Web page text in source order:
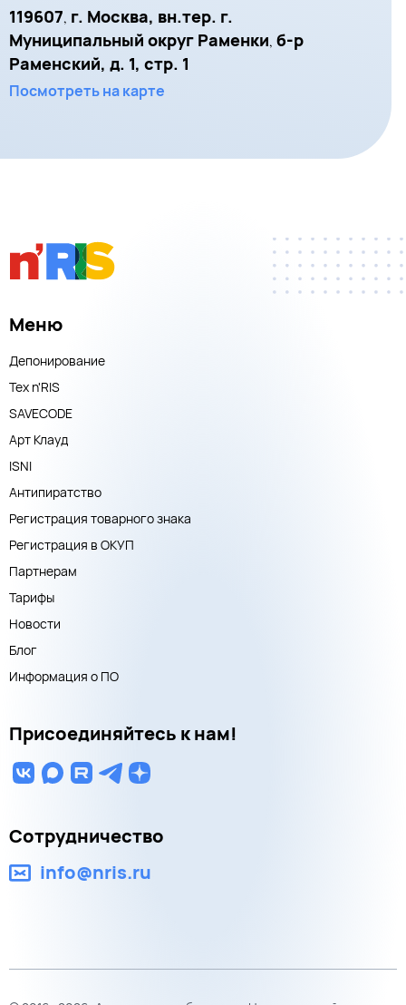
119607, г. Москва, вн.тер. г.
Муниципальный округ Раменки, б-р
Раменский, д. 1, стр. 1
Посмотреть на карте
Меню
Депонирование
Тех n'RIS
SAVECODE
Арт Клауд
ISNI
Антипиратство
Регистрация товарного знака
Регистрация в ОКУП
Партнерам
Тарифы
Новости
Блог
Информация о ПО
Присоединяйтесь к нам!
Сотрудничество
info@nris.ru